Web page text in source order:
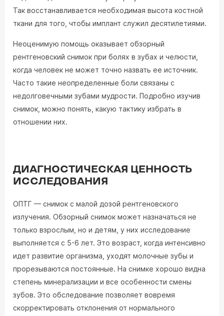
Так восстанавливается необходимая высота костной
ткани для того, чтобы имплант служил десятилетиями.
Неоценимую помощь оказывает обзорный
рентгеновский снимок при болях в зубах и челюсти,
когда человек не может точно назвать ее источник.
Часто такие неопределенные боли связаны с
недолговечными зубами мудрости. Подробно изучив
снимок, можно понять, какую тактику избрать в
отношении них.
ДИАГНОСТИЧЕСКАЯ ЦЕННОСТЬ
ИССЛЕДОВАНИЯ
ОПТГ — снимок с малой дозой рентгеновского
излучения. Обзорный снимок может назначаться не
только взрослым, но и детям, у них исследование
выполняется с 5-6 лет. Это возраст, когда интенсивно
идет развитие организма, уходят молочные зубы и
прорезываются постоянные. На снимке хорошо видна
степень минерализации и все особенности смены
зубов. Это обследование позволяет вовремя
скорректировать отклонения от нормального